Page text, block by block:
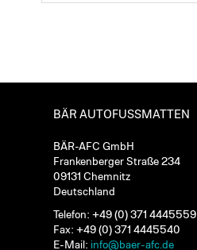
BÄR AUTOFUSSMATTEN
BÄR-AFC GmbH
Frankenberger Straße 234
09131 Chemnitz
Deutschland
Telefon: +49 (0) 371 4445559
Fax: +49 (0) 371 4445540
E-Mail: info@baer-afc.de